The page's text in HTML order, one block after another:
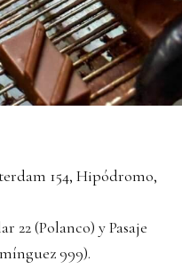
154, Hipódromo,
22 (Polanco) y Pasaje
999).